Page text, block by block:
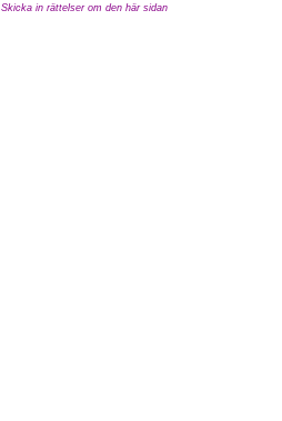
Skicka in rättelser om den här sidan